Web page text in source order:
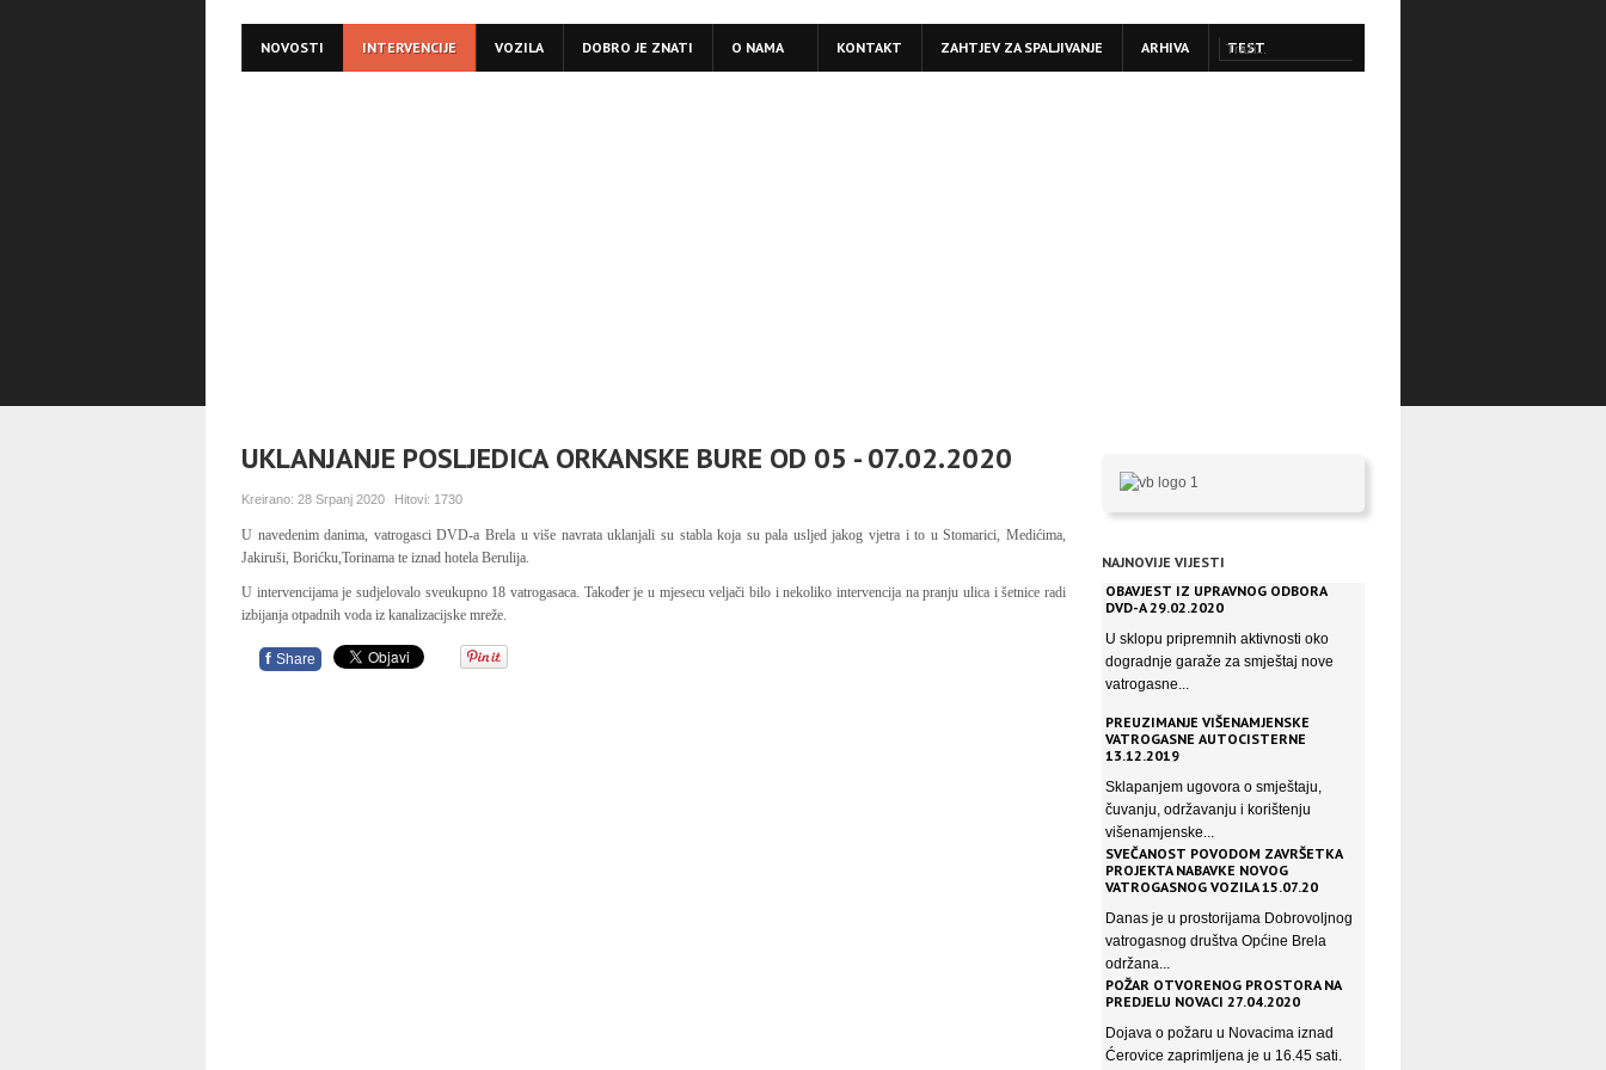
NOVOSTI INTERVENCIJE VOZILA DOBRO JE ZNATI O NAMA KONTAKT ZAHTJEV ZA SPALJIVANJE ARHIVA TEST
UKLANJANJE POSLJEDICA ORKANSKE BURE OD 05 - 07.02.2020
Kreirano: 28 Srpanj 2020 Hitovi: 1730
U navedenim danima, vatrogasci DVD-a Brela u više navrata uklanjali su stabla koja su pala usljed jakog vjetra i to u Stomarici, Medićima,
Jakiruši, Borićku,Torinama te iznad hotela Berulija.
U intervencijama je sudjelovalo sveukupno 18 vatrogasaca. Također je u mjesecu veljači bilo i nekoliko intervencija na pranju ulica i šetnice radi
izbijanja otpadnih voda iz kanalizacijske mreže.
f Share
NAJNOVIJE VIJESTI
OBAVJEST IZ UPRAVNOG ODBORA
DVD-A 29.02.2020
U sklopu pripremnih aktivnosti oko
dogradnje garaže za smještaj nove
vatrogasne...
PREUZIMANJE VIŠENAMJENSKE
VATROGASNE AUTOCISTERNE
13.12.2019
Sklapanjem ugovora o smještaju,
čuvanju, održavanju i korištenju
višenamjenske...
SVEČANOST POVODOM ZAVRŠETKA
PROJEKTA NABAVKE NOVOG
VATROGASNOG VOZILA 15.07.20
Danas je u prostorijama Dobrovoljnog
vatrogasnog društva Općine Brela
održana...
POŽAR OTVORENOG PROSTORA NA
PREDJELU NOVACI 27.04.2020
Dojava o požaru u Novacima iznad
Ćerovice zaprimljena je u 16.45 sati.